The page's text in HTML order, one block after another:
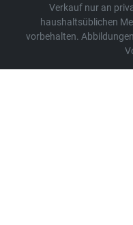
Verkauf nur an
haushaltsüblichen
vorbehalten.